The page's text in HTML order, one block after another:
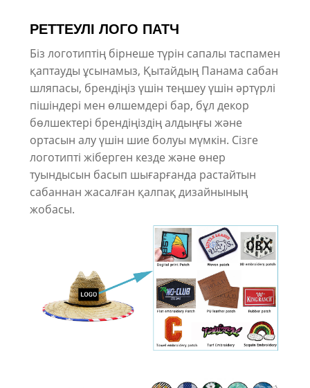
РЕТТЕУЛІ ЛОГО ПАТЧ
Біз логотиптің бірнеше түрін сапалы таспамен
қаптауды ұсынамыз, Қытайдың Панама сабан
шляпасы, брендіңіз үшін теңшеу үшін әртүрлі
пішіндері мен өлшемдері бар, бұл декор
бөлшектері брендіңіздің алдыңғы және
ортасын алу үшін шие болуы мүмкін. Сізге
логотипті жіберген кезде және өнер
туындысын басып шығарғанда растайтын
сабаннан жасалған қалпақ дизайнының
жобасы.